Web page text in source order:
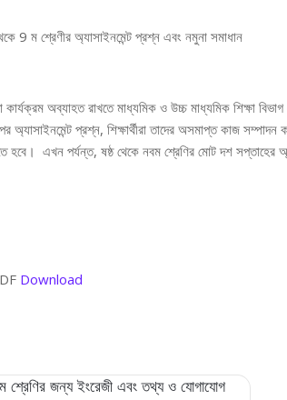
9 ম শ্রেণীর অ্যাসাইনমেন্ট প্রশ্ন এবং নমুনা সমাধান
কার্যক্রম অব্যাহত রাখতে মাধ্যমিক ও উচ্চ মাধ্যমিক শিক্ষা
উপর অ্যাসাইনমেন্ট প্রশ্ন, শিক্ষার্থীরা তাদের অসমাপ্ত কাজ
হবে। এখন পর্যন্ত, ষষ্ঠ থেকে নবম শ্রেণির মোট দশ
Download
শ্রেণির জন্য ইংরেজী এবং তথ্য ও যোগাযোগ